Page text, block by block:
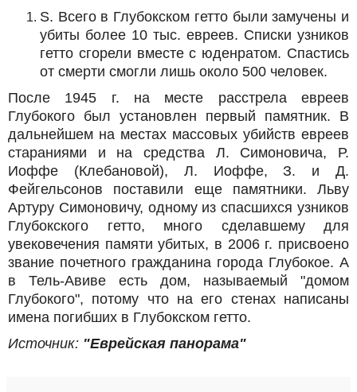
S. Всего в Глубокском гетто были замучены и
убиты более 10 тыс. евреев. Списки узников
гетто сгорели вместе с юденратом. Спастись
от смерти смогли лишь около 500 человек.
После 1945 г. на месте расстрела евреев
Глубокого был установлен первый памятник. В
дальнейшем на местах массовых убийств евреев
стараниями и на средства Л. Симоновича, Р.
Иоффе (Клебановой), Л. Иоффе, З. и Д.
Фейгельсонов поставили еще памятники. Льву
Артуру Симоновичу, одному из спасшихся узников
Глубокского гетто, много сделавшему для
увековечeния памяти убитых, в 2006 г. присвоено
звание почетного гражданина города Глубокое. А
в Тель-Авиве есть дом, называемый "домом
Глубокого", потому что на его стенах написаны
имена погибших в Глубокском гетто.
Источник: "Еврейская панорама"